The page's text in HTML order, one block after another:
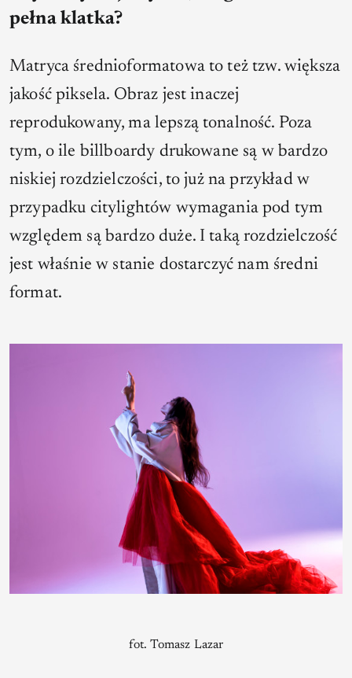
pełna klatka?
Matryca średnioformatowa to też tzw. większa
jakość piksela. Obraz jest inaczej
reprodukowany, ma lepszą tonalność. Poza
tym, o ile billboardy drukowane są w bardzo
niskiej rozdzielczości, to już na przykład w
przypadku citylightów wymagania pod tym
względem są bardzo duże. I taką rozdzielczość
jest właśnie w stanie dostarczyć nam średni
format.
fot. Tomasz Lazar